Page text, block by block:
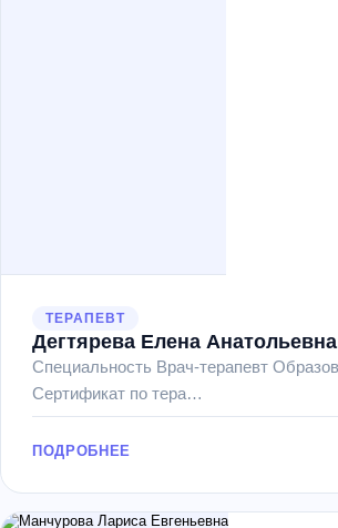
ТЕРАПЕВТ
Дегтярева Елена Анатольевна
Специальность Врач-терапевт Образование
Сертификат по тера…
ПОДРОБНЕЕ